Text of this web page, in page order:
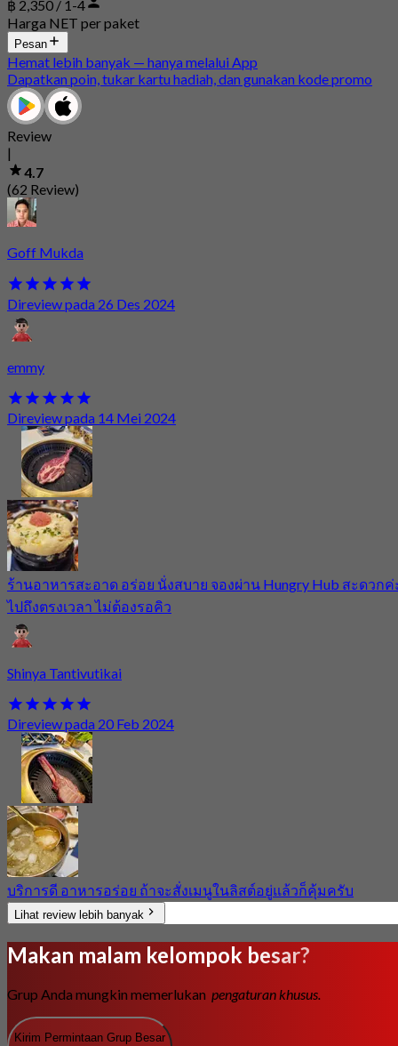
฿ 2,350 / 1-4
Harga NET per paket
Pesan
Hemat lebih banyak — hanya melalui App
Dapatkan poin, tukar kartu hadiah, dan gunakan kode promo
Review
|
4.7
(62 Review)
Goff Mukda
Direview pada 26 Des 2024
emmy
Direview pada 14 Mei 2024
ร้านอาหารสะอาด อร่อย นั่งสบาย จองผ่าน Hungry Hub สะดวกค่
ไปถึงตรงเวลา ไม่ต้องรอคิว
Shinya Tantivutikai
Direview pada 20 Feb 2024
บริการดี อาหารอร่อย ถ้าจะสั่งเมนูในลิสต์อยู่แล้วก็คุ้มครับ
Lihat review lebih banyak
Makan malam kelompok besar?
Grup Anda mungkin memerlukan pengaturan khusus.
Kirim Permintaan Grup Besar